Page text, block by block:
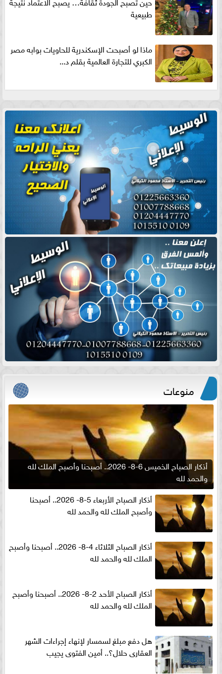
طبيعية
ماذا لو أصبحت الإسكندرية للحاويات بوابه مصر
الكبري للتجارة العالمية بقلم د...
منوعات
أذكار الصباح الخميس 6-8- 2026.. أصبحنا وأصبح الملك لله
والحمد لله
أذكار الصباح الأربعاء 5-8- 2026.. أصبحنا
وأصبح الملك لله والحمد لله
أذكار الصباح الثلاثاء 4-8- 2026.. أصبحنا وأصبح
الملك لله والحمد لله
أذكار الصباح الأحد 2-8- 2026.. أصبحنا وأصبح
الملك لله والحمد لله
هل دفع مبلغ لسمسار لإنهاء إجراءات الشهر
العقارى حلال؟.. أمين الفتوى يجيب